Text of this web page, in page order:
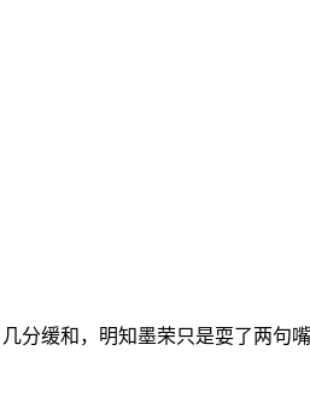
缓和，明知墨荣只是耍了两句